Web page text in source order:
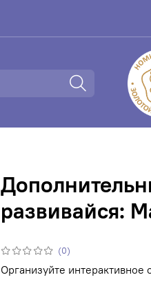
(0)
развивайся:
Организуйте